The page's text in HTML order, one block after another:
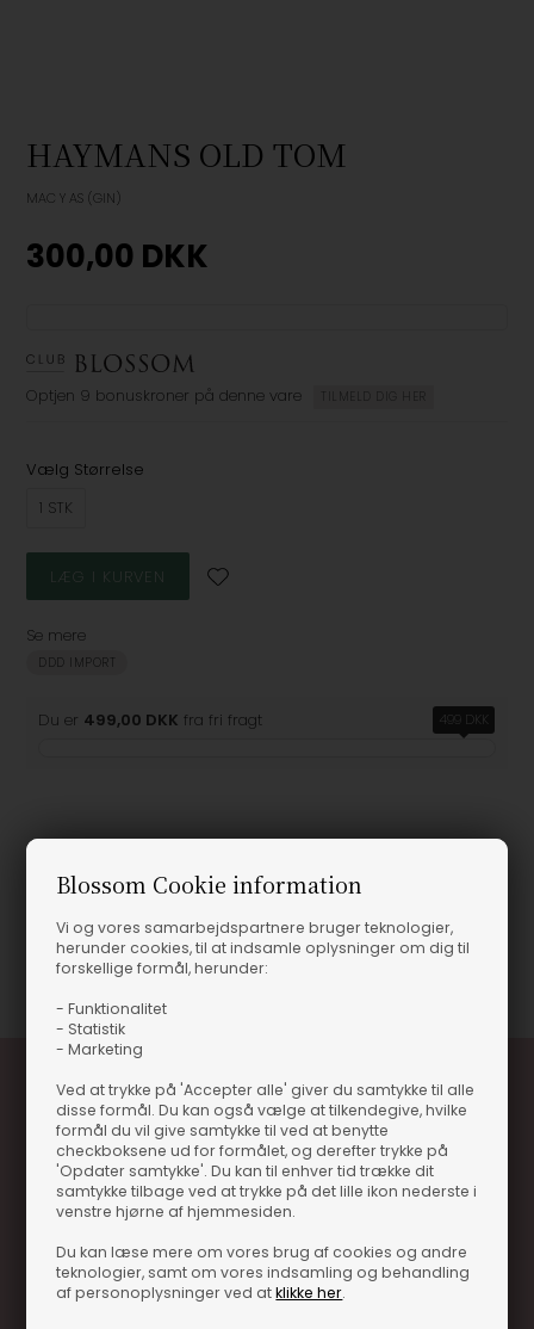
Blossom Cookie information
Vi og vores samarbejdspartnere bruger teknologier,
herunder cookies, til at indsamle oplysninger om dig til
forskellige formål, herunder:
- Funktionalitet
- Statistik
- Marketing
Ved at trykke på 'Accepter alle' giver du samtykke til alle
disse formål. Du kan også vælge at tilkendegive, hvilke
formål du vil give samtykke til ved at benytte
checkboksene ud for formålet, og derefter trykke på
'Opdater samtykke'. Du kan til enhver tid trække dit
samtykke tilbage ved at trykke på det lille ikon nederste i
venstre hjørne af hjemmesiden.
Du kan læse mere om vores brug af cookies og andre
teknologier, samt om vores indsamling og behandling
af personoplysninger ved atklikke her.
HAYMANS OLD TOM
MAC Y AS (GIN)
300,00 DKK
Optjen 9 bonuskroner på denne vare TILMELD DIG HER
Vælg Størrelse
1 STK
Se mere
DDD IMPORT
Du er 499,00 DKK fra fri fragt 499 DKK
Produktinformation
Varenummer 15967-GIN04400
Særlige, eksklusive tilbud kun til klubkunder
Brug dine point allerede på næste køb